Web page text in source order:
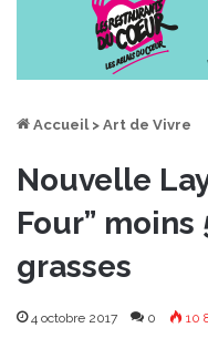
Accueil > Art de Vivre
Nouvelle
Four”
grasses
4 octobre 2017 0 10